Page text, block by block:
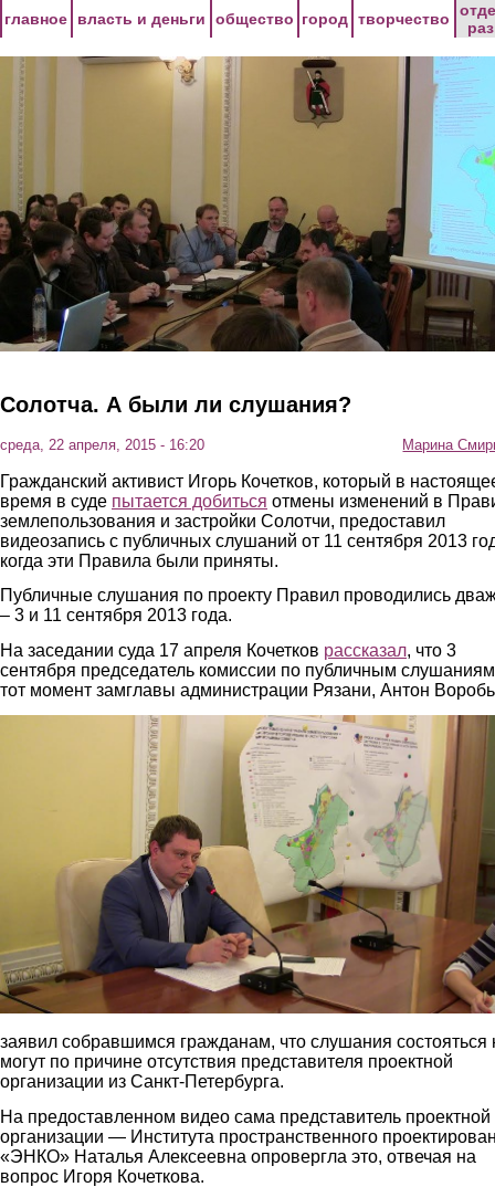
главное власть и деньги общество город творчество
Солотча. А были ли слушания?
среда, 22 апреля, 2015 - 16:20 Марина
Гражданский активист Игорь Кочетков, который в
время в суде пытается добиться отмены изменений в
землепользования и застройки Солотчи, предоставил
видеозапись с публичных слушаний от 11 сентября 2013
когда эти Правила были приняты.
Публичные слушания по проекту Правил проводились
– 3 и 11 сентября 2013 года.
На заседании суда 17 апреля Кочетков рассказал, что 3
сентября председатель комиссии по публичным
тот момент замглавы администрации Рязани, Антон
заявил собравшимся гражданам, что слушания состояться
могут по причине отсутствия представителя проектной
организации из Санкт-Петербурга.
На предоставленном видео сама представитель проектной
организации — Института пространственного
«ЭНКО» Наталья Алексеевна опровергла это, отвечая на
вопрос Игоря Кочеткова.